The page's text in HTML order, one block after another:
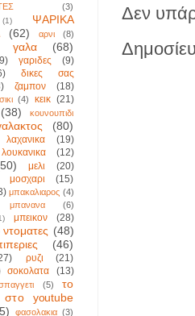
Δεν
(3)
(1)
ΨΑΡΙΚΑ
(62) αρνι (8)
γαλα (68)
γαριδες
(9)
δικες σας
ζαμπον (18)
(4) κεικ (21)
(38)
κουνουπιδι
(80)
λαχανικα
(19)
λουκανικα (12)
μελι
(20)
μοσχαρι
(15)
μπακαλιαρος (4)
μπανανα (6)
μπεικον
(28)
ντοματες (48)
(46)
ρυζι
(21)
σοκολατα
(13)
(5)
το
στο youtube
φασολακια (3)